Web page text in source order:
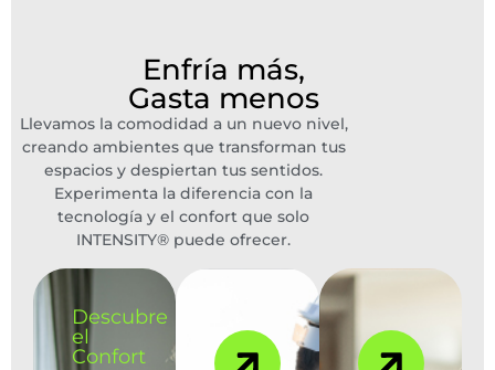
Enfría más,
Gasta menos
Llevamos la comodidad a un nuevo nivel,
creando ambientes que transforman tus
espacios y despiertan tus sentidos.
Experimenta la diferencia con la
tecnología y el confort que solo
INTENSITY® puede ofrecer.
Descubre
el
Confort